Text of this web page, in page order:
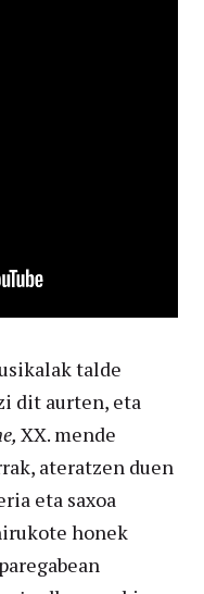
talde
dit aurten, eta
XX. mende
ateratzen duen
eta saxoa
honek